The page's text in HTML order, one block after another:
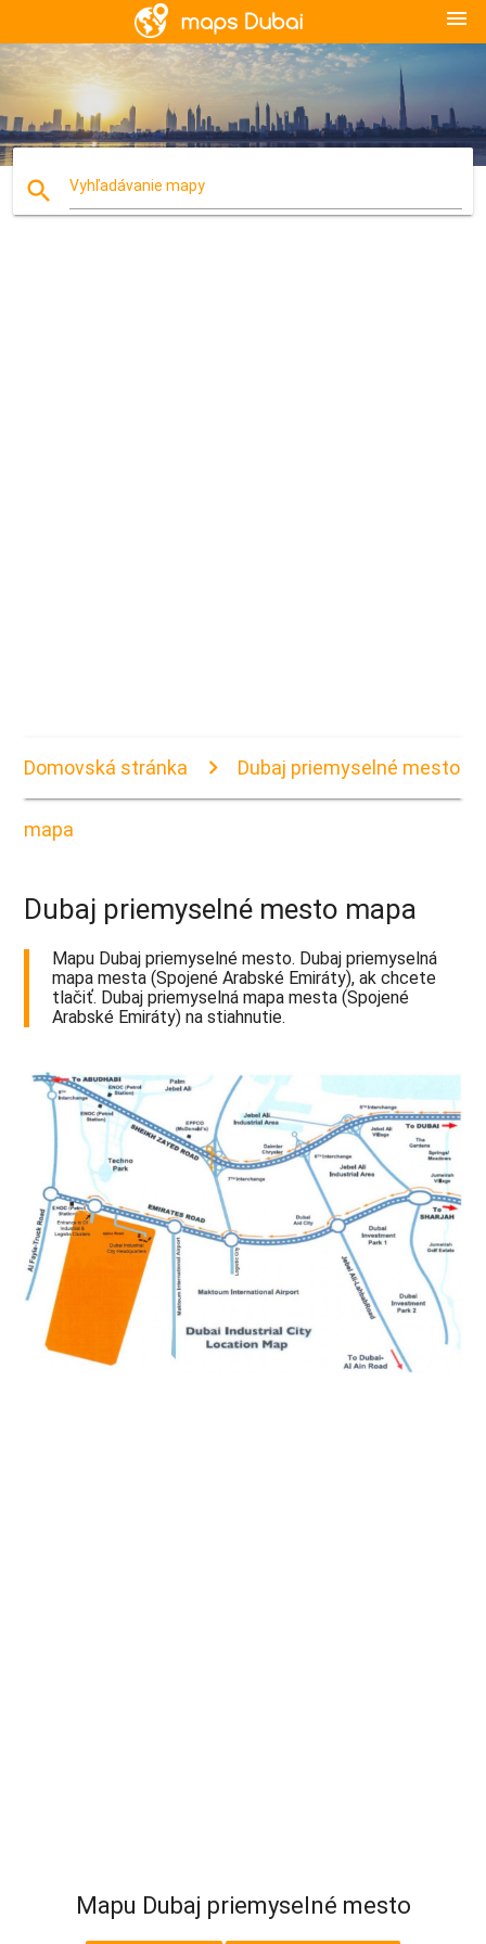
menu
search Vyhľadávanie mapy
Domovská stránka Dubaj priemyselné mesto
mapa
Dubaj priemyselné mesto mapa
Mapu Dubaj priemyselné mesto. Dubaj priemyselná
mapa mesta (Spojené Arabské Emiráty), ak chcete
tlačiť. Dubaj priemyselná mapa mesta (Spojené
Arabské Emiráty) na stiahnutie.
Mapu Dubaj priemyselné mesto